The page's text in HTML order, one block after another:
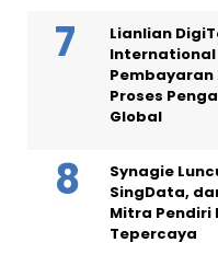
Lianlian
International
Pembayaran
Proses
Global
Synagie
SingData,
Mitra Pendiri
Tepercaya